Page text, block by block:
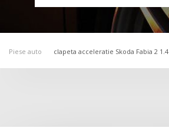
Piese auto clapeta acceleratie Skoda Fabia 2 1.4